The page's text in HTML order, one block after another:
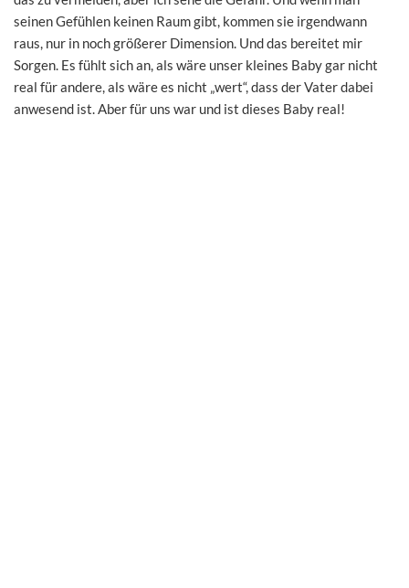
seinen Gefühlen keinen Raum gibt, kommen sie irgendwann
raus, nur in noch größerer Dimension. Und das bereitet mir
Sorgen. Es fühlt sich an, als wäre unser kleines Baby gar nicht
real für andere, als wäre es nicht „wert“, dass der Vater dabei
anwesend ist. Aber für uns war und ist dieses Baby real!